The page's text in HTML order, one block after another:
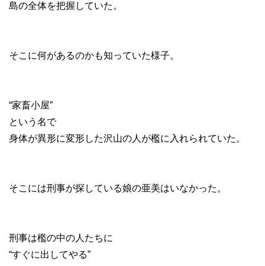
島の全体を把握していた。
そこに何があるのかも知っていた様子。
“家畜小屋”
という名で
身体が異形に変形した沢山の人が檻に入れられていた。
そこには刑事が探している娘の亜美はいなかった。
刑事は檻の中の人たちに
“すぐに出してやる”